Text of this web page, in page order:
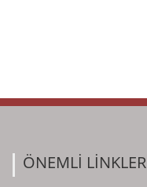
ÖNEMLİ LİNKLER